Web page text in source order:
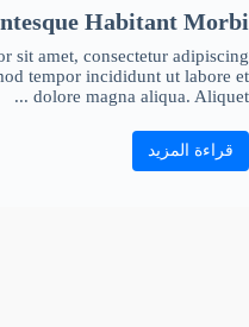
Habitant Morbi
sit amet, consectetur adipiscing
tempor incididunt ut labore et
dolore magna aliqua. Aliquet ...
قراءة المزيد